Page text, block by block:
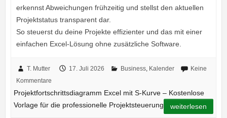
erkennst Abweichungen frühzeitig und stellst den aktuellen
Projektstatus transparent dar.
So steuerst du deine Projekte effizienter und das mit einer
einfachen Excel-Lösung ohne zusätzliche Software.
T. Mutter 17. Juli 2026 Business, Kalender
Keine
Kommentare
Projektfortschrittsdiagramm Excel mit S-Kurve – Kostenlose
Vorlage für die professionelle Projektsteuerung
weiterlesen